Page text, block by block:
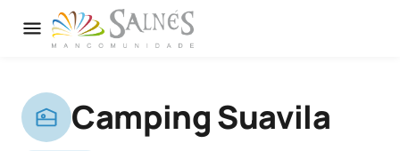
Camping Suavila